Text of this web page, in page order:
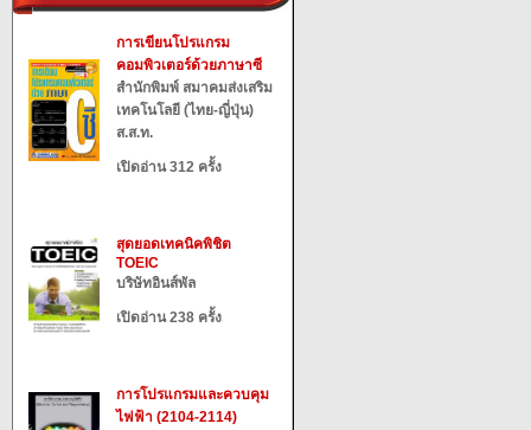
การเขียนโปรแกรม
คอมพิวเตอร์ด้วยภาษาซี
สำนักพิมพ์ สมาคมส่งเสริม
เทคโนโลยี (ไทย-ญี่ปุ่น)
ส.ส.ท.
เปิดอ่าน 312 ครั้ง
สุดยอดเทคนิคพิชิต
TOEIC
บริษัทอินส์พัล
เปิดอ่าน 238 ครั้ง
การโปรแกรมและควบคุม
ไฟฟ้า (2104-2114)